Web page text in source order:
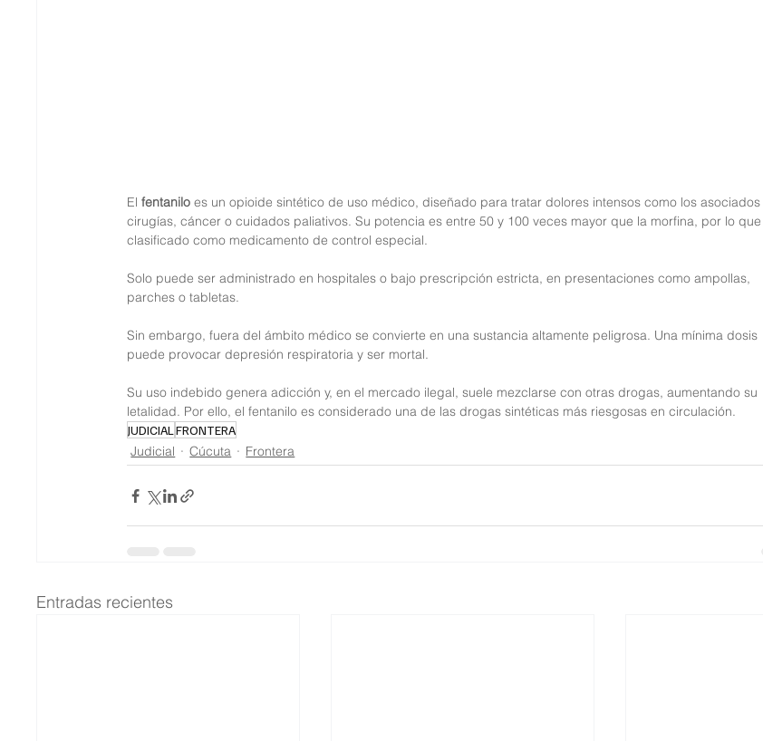
El fentanilo es un opioide sintético de uso médico, diseñado para tratar dolores intensos como los asociados
cirugías, cáncer o cuidados paliativos. Su potencia es entre 50 y 100 veces mayor que la morfina, por lo
clasificado como medicamento de control especial.
Solo puede ser administrado en hospitales o bajo prescripción estricta, en presentaciones como ampollas,
parches o tabletas.
Sin embargo, fuera del ámbito médico se convierte en una sustancia altamente peligrosa. Una mínima dosis
puede provocar depresión respiratoria y ser mortal.
Su uso indebido genera adicción y, en el mercado ilegal, suele mezclarse con otras drogas, aumentando su
letalidad. Por ello, el fentanilo es considerado una de las drogas sintéticas más riesgosas en circulación.
JUDICIAL FRONTERA
Judicial Cúcuta Frontera
Entradas recientes